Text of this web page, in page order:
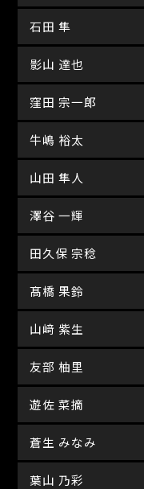
石田 隼
影山 達也
窪田 宗一郎
牛嶋 裕太
山田 隼人
澤谷 一輝
田久保 宗稔
髙橋 果鈴
山﨑 紫生
友部 柚里
遊佐 菜摘
蒼生 みなみ
葉山 乃彩